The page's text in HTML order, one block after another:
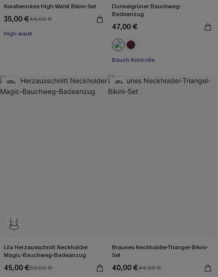
Korallenrotes High-Waist Bikini-Set
35,00 €44,00 €
High waist
Dunkelgrüner Bauchweg-
Badeanzug
47,00 €
Bauch Kontrolle
-10%
Lila Herzausschnitt Neckholder
Magic-Bauchweg-Badeanzug
45,00 €50,00 €
-9%
Braunes Neckholder-Triangel-Bikini-
Set
40,00 €44,00 €